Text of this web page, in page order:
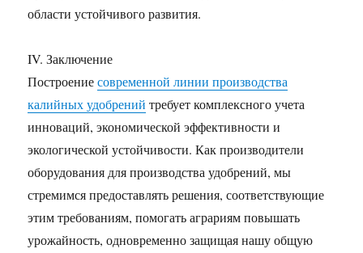
области устойчивого развития.
IV. Заключение
Построениесовременной линии производства
калийных удобрений требует комплексного учета
инноваций, экономической эффективности и
экологической устойчивости. Как производители
оборудования для производства удобрений, мы
стремимся предоставлять решения, соответствующие
этим требованиям, помогать аграриям повышать
урожайность, одновременно защищая нашу общую